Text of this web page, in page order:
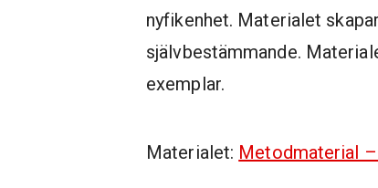
nyfikenhet. Materialet
självbestämmande.
exemplar.
Materialet: Metodmaterial